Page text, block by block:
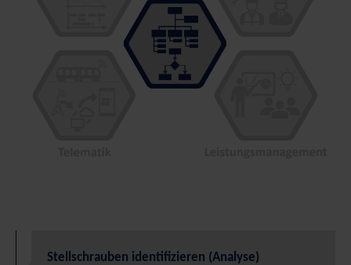
Stellschrauben identifizieren (Analyse)